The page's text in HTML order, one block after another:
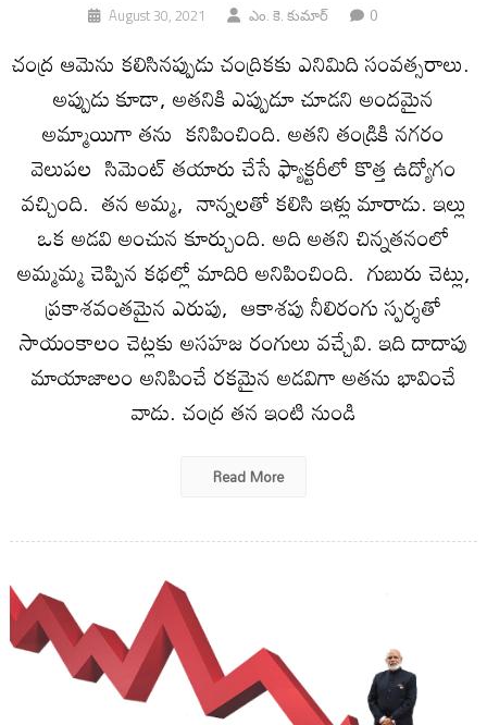
August 30, 2021 ఎం. కె. కుమార్ 0
చంద్ర‌ ఆమెను కలిసినప్పుడు చంద్రికకు ఎనిమిది సంవత్సరాలు.
అప్పుడు కూడా, అతనికి ఎప్పుడూ చూడని అందమైన
అమ్మాయిగా తను కనిపించింది. అతని తండ్రికి నగరం
వెలుపల సిమెంట్ తయారు చేసే ఫ్యాక్టరీలో కొత్త ఉద్యోగం
వచ్చింది. తన అమ్మ, నాన్నలతో కలిసి ఇళ్లు మారాడు. ఇల్లు
ఒక అడవి అంచున కూర్చుంది. అది అతని చిన్నతనంలో
అమ్మమ్మ చెప్పిన కథల్లో మాదిరి అనిపించింది. గుబురు చెట్లు,
ప్రకాశవంతమైన ఎరుపు, ఆకాశపు నీలిరంగు స్పర్శతో
సాయంకాలం చెట్లకు అసహజ రంగులు వచ్చేవి. ఇది దాదాపు
మాయాజాలం అనిపించే రకమైన అడవిగా అతను భావించే
వాడు. చంద్ర తన ఇంటి నుండి
Read More